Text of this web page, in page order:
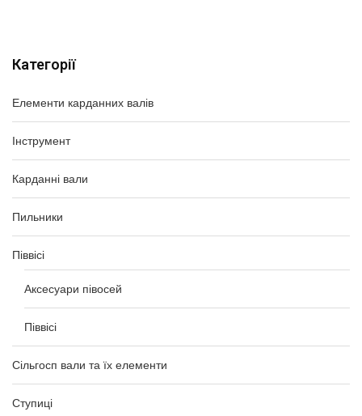
Категорії
Елементи карданних валів
Інструмент
Карданні вали
Пильники
Піввісі
Аксесуари півосей
Піввісі
Сільгосп вали та їх елементи
Ступиці